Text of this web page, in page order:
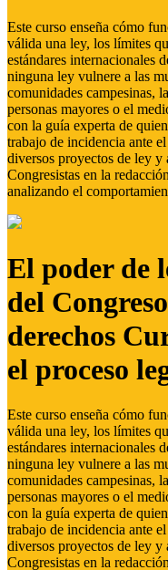
Este curso enseña cómo
válida una ley, los límites
estándares internacionales
ninguna ley vulnere a las
comunidades campesinas,
personas mayores o el
con la guía experta de
trabajo de incidencia ante
diversos proyectos de ley y
Congresistas en la
analizando el
El poder de
del
derechos
el proceso
Este curso enseña cómo
válida una ley, los límites
estándares internacionales
ninguna ley vulnere a las
comunidades campesinas,
personas mayores o el
con la guía experta de
trabajo de incidencia ante
diversos proyectos de ley y
Congresistas en la